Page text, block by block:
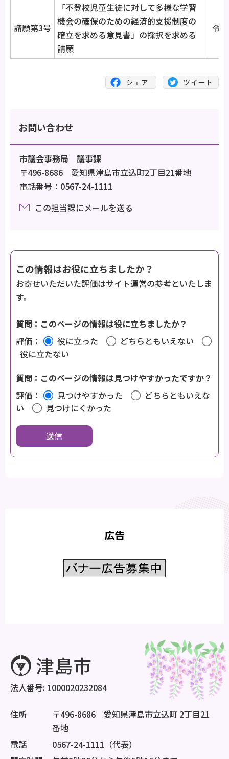
請願第3号
「不登校児童生徒に対して多様な学習
機会の確保のための経済的支援制度の
確立を求める意見書」の採択を求める
請願
令
お問い合わせ
市議会事務局 議事課
〒496-8686 愛知県津島市立込町2丁目21番地
電話番号：0567-24-1111
この担当課にメールを送る
この情報はお役に立ちましたか？
お寄せいただいた評価はサイト運営の参考といたしま
す。
質問：このページの情報は役に立ちましたか？
評価：
役に立った
どちらともいえない
役に立たない
質問：このページの情報は見つけやすかったですか？
評価：
見つけやすかった
どちらともいえな
い
見つけにくかった
広告
法人番号: 1000020232084
住所
〒496-8686 愛知県津島市立込町 2丁目21
番地
電話
0567-24-1111（代表）